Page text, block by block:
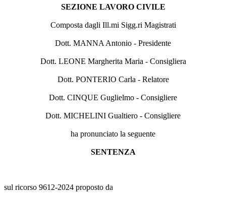
SEZIONE LAVORO CIVILE
Composta dagli Ill.mi Sigg.ri Magistrati
Dott. MANNA Antonio - Presidente
Dott. LEONE Margherita Maria - Consigliera
Dott. PONTERIO Carla - Relatore
Dott. CINQUE Guglielmo - Consigliere
Dott. MICHELINI Gualtiero - Consigliere
ha pronunciato la seguente
SENTENZA
sul ricorso 9612-2024 proposto da